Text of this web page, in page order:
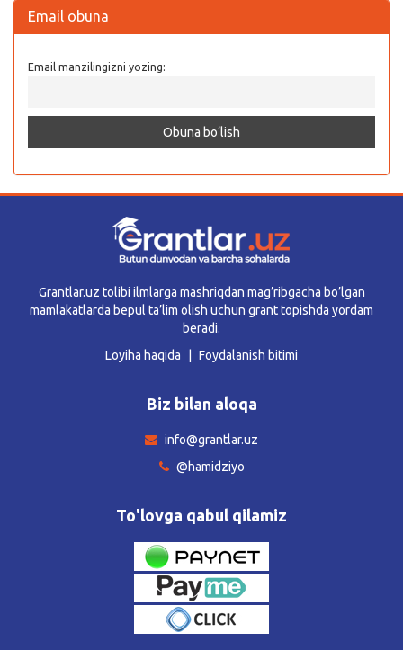
Email obuna
Email manzilingizni yozing:
Grantlar.uz tolibi ilmlarga mashriqdan mag’ribgacha bo’lgan
mamlakatlarda bepul ta’lim olish uchun grant topishda yordam
beradi.
Loyiha haqida
Foydalanish bitimi
Biz bilan aloqa
info@grantlar.uz
@hamidziyo
To'lovga qabul qilamiz